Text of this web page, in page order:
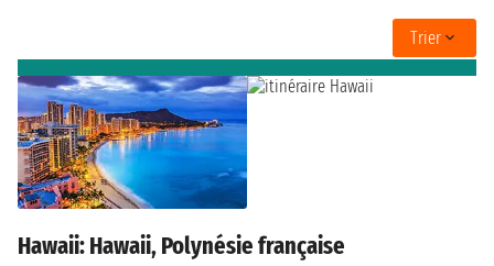
Trier
Hawaii: Hawaii, Polynésie française